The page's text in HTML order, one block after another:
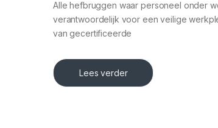
Alle hefbruggen waar personeel onder
verantwoordelijk voor een veilige
van gecertificeerde
Lees verder